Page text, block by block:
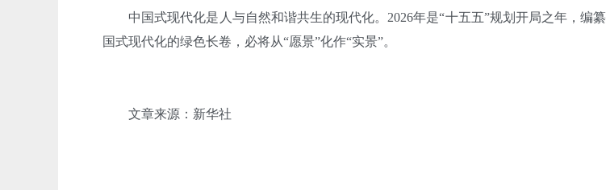
中国式现代化是人与自然和谐共生的现代化。2026年是“十五五”规划开局之年，
国式现代化的绿色长卷，必将从“愿景”化作“实景”。
文章来源：新华社